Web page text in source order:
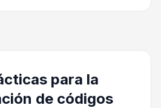
para la
de códigos